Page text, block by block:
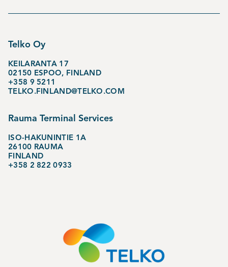
Telko Oy
KEILARANTA 17
02150 ESPOO, FINLAND
+358 9 5211
TELKO.FINLAND@TELKO.COM
Rauma Terminal Services
ISO-HAKUNINTIE 1A
26100 RAUMA
FINLAND
+358 2 822 0933